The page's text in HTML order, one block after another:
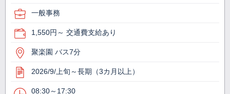
一般事務
1,550円～ 交通費支給あり
聚楽園 バス7分
2026/9/上旬～長期（3カ月以上）
08:30～17:30